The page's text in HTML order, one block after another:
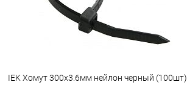
IEK Хомут 300х3.6мм нейлон черный (100шт)